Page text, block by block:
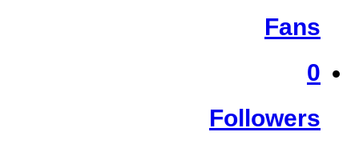
Fans
0
Followers